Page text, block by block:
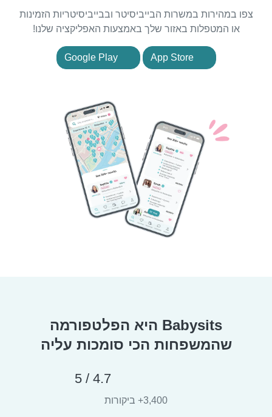
צפו במהירות במשרות הבייביסיטר ובבייביסיטריות הזמינות
או המטפלות באזור שלך באמצעות האפליקציה שלנו!
App Store
Google Play
Babysits היא הפלטפורמה
שהמשפחות הכי סומכות עליה
4.7 / 5
3,400+ ביקורות